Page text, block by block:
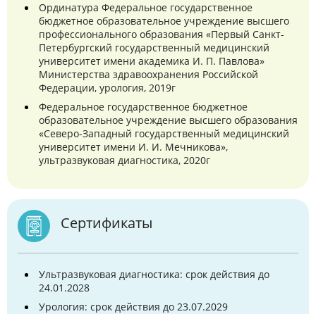
Ординатура Федеральное государственное
бюджетное образовательное учреждение высшего
профессионального образования «Первый Санкт-
Петербургский государственный медицинский
университет имени академика И. П. Павлова»
Министерства здравоохранения Российской
Федерации, урология, 2019г
Федеральное государственное бюджетное
образовательное учреждение высшего образования
«Северо-Западный государственный медицинский
университет имени И. И. Мечникова»,
ультразвуковая диагностика, 2020г
Сертификаты
Ультразвуковая диагностика: срок действия до
24.01.2028
Урология: срок действия до 23.07.2029